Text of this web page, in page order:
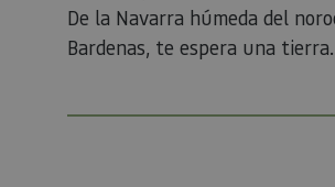
De la Navarra húmeda del
Bardenas, te espera una